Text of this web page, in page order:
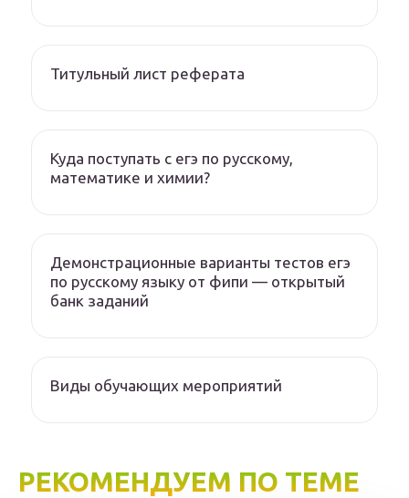
Титульный лист реферата
Куда поступать с егэ по русскому,
математике и химии?
Демонстрационные варианты тестов егэ
по русскому языку от фипи — открытый
банк заданий
Виды обучающих мероприятий
РЕКОМЕНДУЕМ ПО ТЕМЕ